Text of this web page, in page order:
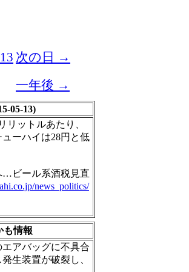
次の日 →
一年後 →
05-13)
リットルあたり、
ーハイは28円と低
…ビール系酒税見直
news_politics/
も情報
エアバッグに不具合
生装置が破裂し、